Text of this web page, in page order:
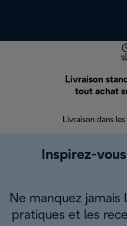
Livraison
tout achat
Livraison dans
Inspirez-
Ne manquez jamais
pratiques et les